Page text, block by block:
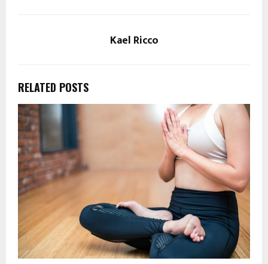
Kael Ricco
RELATED POSTS